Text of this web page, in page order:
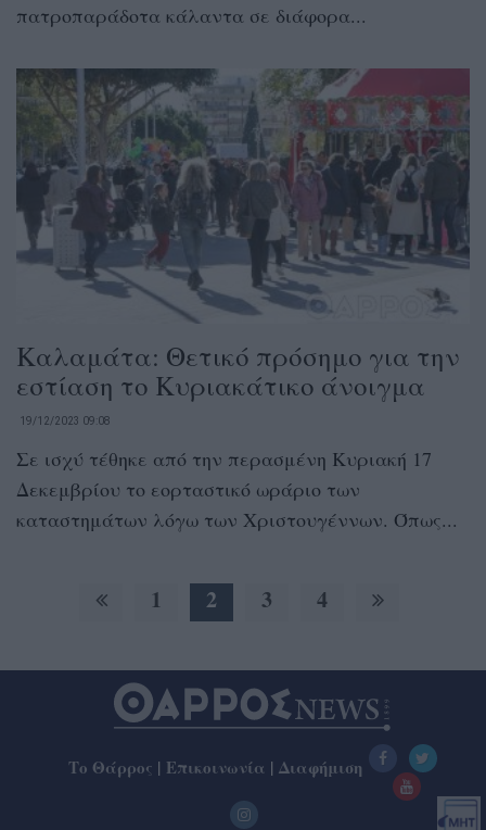
πατροπαράδοτα κάλαντα σε διάφορα...
Καλαμάτα: Θετικό πρόσημο για την
εστίαση το Κυριακάτικο άνοιγμα
19/12/2023 09:08
Σε ισχύ τέθηκε από την περασμένη Κυριακή 17
Δεκεμβρίου το εορταστικό ωράριο των
καταστημάτων λόγω των Χριστουγέννων. Όπως...
1 2 3 4
Το Θάρρος | Επικοινωνία | Διαφήμιση